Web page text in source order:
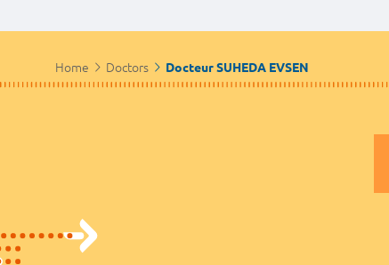
Home Doctors Docteur SUHEDA EVSEN